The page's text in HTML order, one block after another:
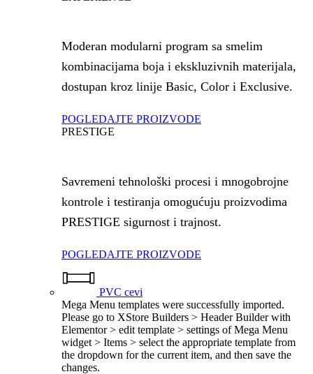
Moderan modularni program sa smelim
kombinacijama boja i ekskluzivnih materijala,
dostupan kroz linije Basic, Color i Exclusive.
POGLEDAJTE PROIZVODE
PRESTIGE
Savremeni tehnološki procesi i mnogobrojne
kontrole i testiranja omogućuju proizvodima
PRESTIGE sigurnost i trajnost.
POGLEDAJTE PROIZVODE
PVC cevi
Mega Menu templates were successfully imported.
Please go to XStore Builders > Header Builder with
Elementor > edit template > settings of Mega Menu
widget > Items > select the appropriate template from
the dropdown for the current item, and then save the
changes.